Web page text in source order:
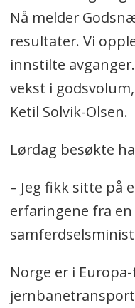
Nå melder
resultater. Vi
innstilte
vekst i
Ketil Solvik-Olsen.
Lørdag besøkte
– Jeg fikk sitte på
erfaringene fra
Norge er i